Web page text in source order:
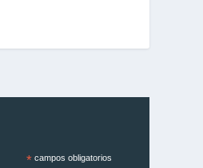
*campos obligatorios